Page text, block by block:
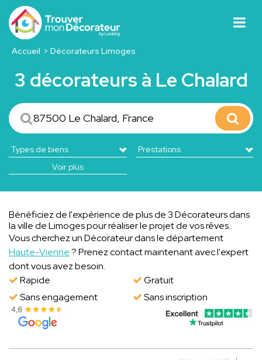
Accueil Décorateurs Limoges
3 décorateurs à Le Chalard
Voir plus
Bénéficiez de l'expérience de plus de 3 Décorateurs dans
la ville de Limoges pour réaliser le projet de vos rêves..
Vous cherchez un Décorateur dans le département
Haute-Vienne? Prenez contact maintenant avec l'expert
dont vous avez besoin.
Rapide
Gratuit
Sans engagement
Sans inscription